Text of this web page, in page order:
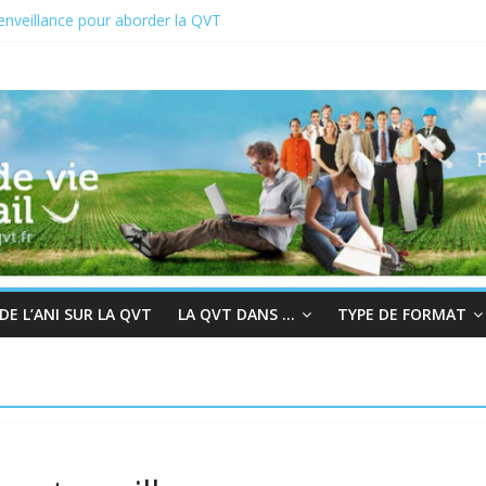
pour aborder la QVT
à la bienveillance
et QVT
L’ANI SUR LA QVT LA QVT DANS … TYPE DE FORMAT